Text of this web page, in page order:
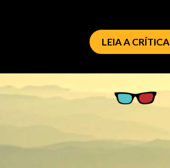
LEIA A CRÍTICA